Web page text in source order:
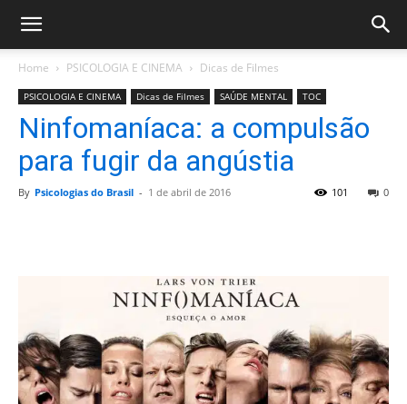
Home PSICOLOGIA E CINEMA Dicas de Filmes
PSICOLOGIA E CINEMA Dicas de Filmes SAÚDE MENTAL TOC
Ninfomaníaca: a compulsão
para fugir da angústia
By Psicologias do Brasil - 1 de abril de 2016 0
101